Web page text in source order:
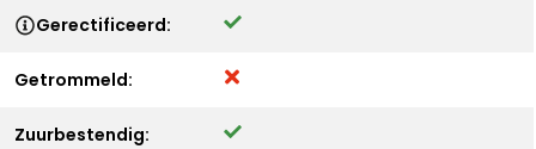
Gerectificeerd:
Getrommeld:
Zuurbestendig: